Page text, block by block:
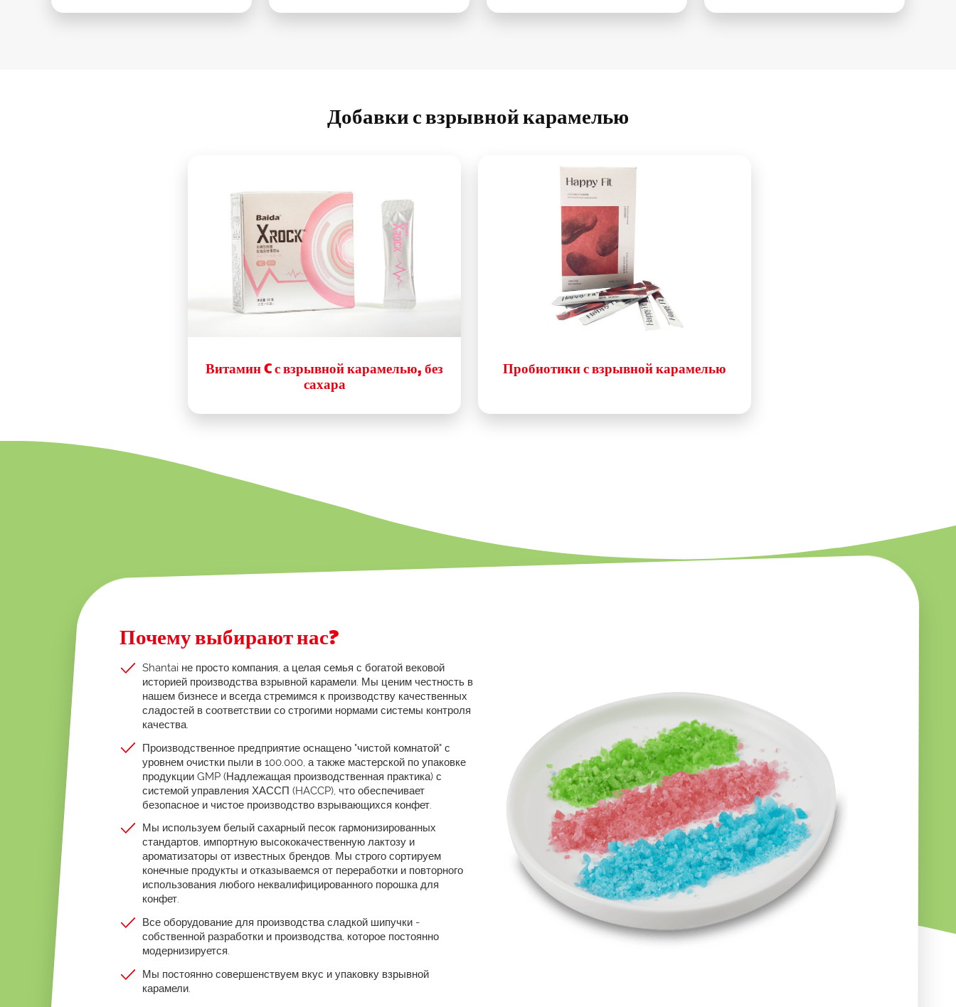
Добавки с взрывной карамелью
Витамин C с взрывной карамелью, без
сахара
Пробиотики с взрывной карамелью
Почему выбирают нас?
Shantai не просто компания, а целая семья с богатой вековой
историей производства взрывной карамели. Мы ценим честность в
нашем бизнесе и всегда стремимся к производству качественных
сладостей в соответствии со строгими нормами системы контроля
качества.
Производственное предприятие оснащено "чистой комнатой" с
уровнем очистки пыли в 100.000, а также мастерской по упаковке
продукции GMP (Надлежащая производственная практика) с
системой управления ХАССП (HACCP), что обеспечивает
безопасное и чистое производство взрывающихся конфет.
Мы используем белый сахарный песок гармонизированных
стандартов, импортную высококачественную лактозу и
ароматизаторы от известных брендов. Мы строго сортируем
конечные продукты и отказываемся от переработки и повторного
использования любого неквалифицированного порошка для
конфет.
Все оборудование для производства сладкой шипучки -
собственной разработки и производства, которое постоянно
модернизируется.
Мы постоянно совершенствуем вкус и упаковку взрывной
карамели.